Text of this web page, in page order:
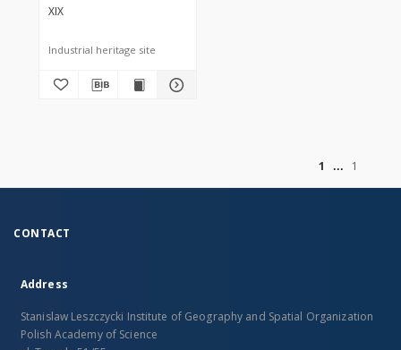
XIX
Industrial heritage site
1
1
CONTACT
Address
Stanislaw Leszczycki Institute of Geography and Spatial Organization
Polish Academy of Science